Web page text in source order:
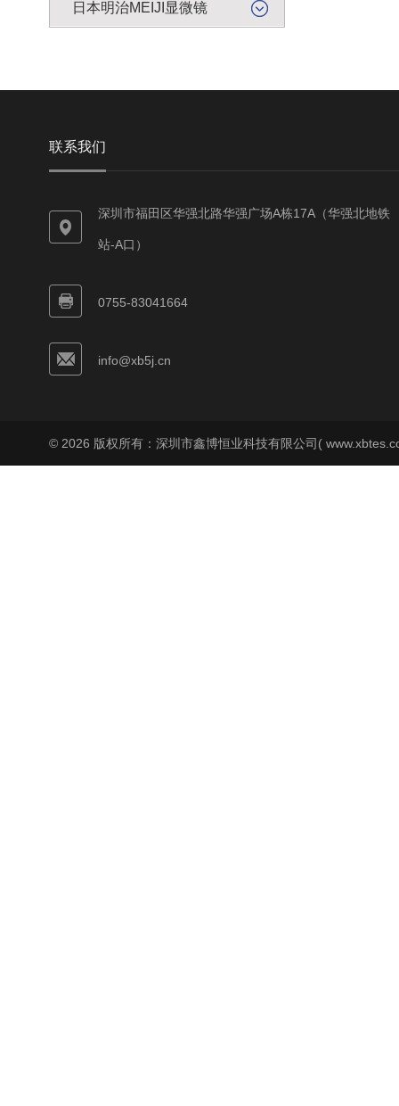
日本明治MEIJI显微镜
联系我们
深圳市福田区华强北路华强广场A栋17A（华强北地铁
站-A口）
0755-83041664
info@xb5j.cn
© 2026 版权所有：深圳市鑫博恒业科技有限公司(